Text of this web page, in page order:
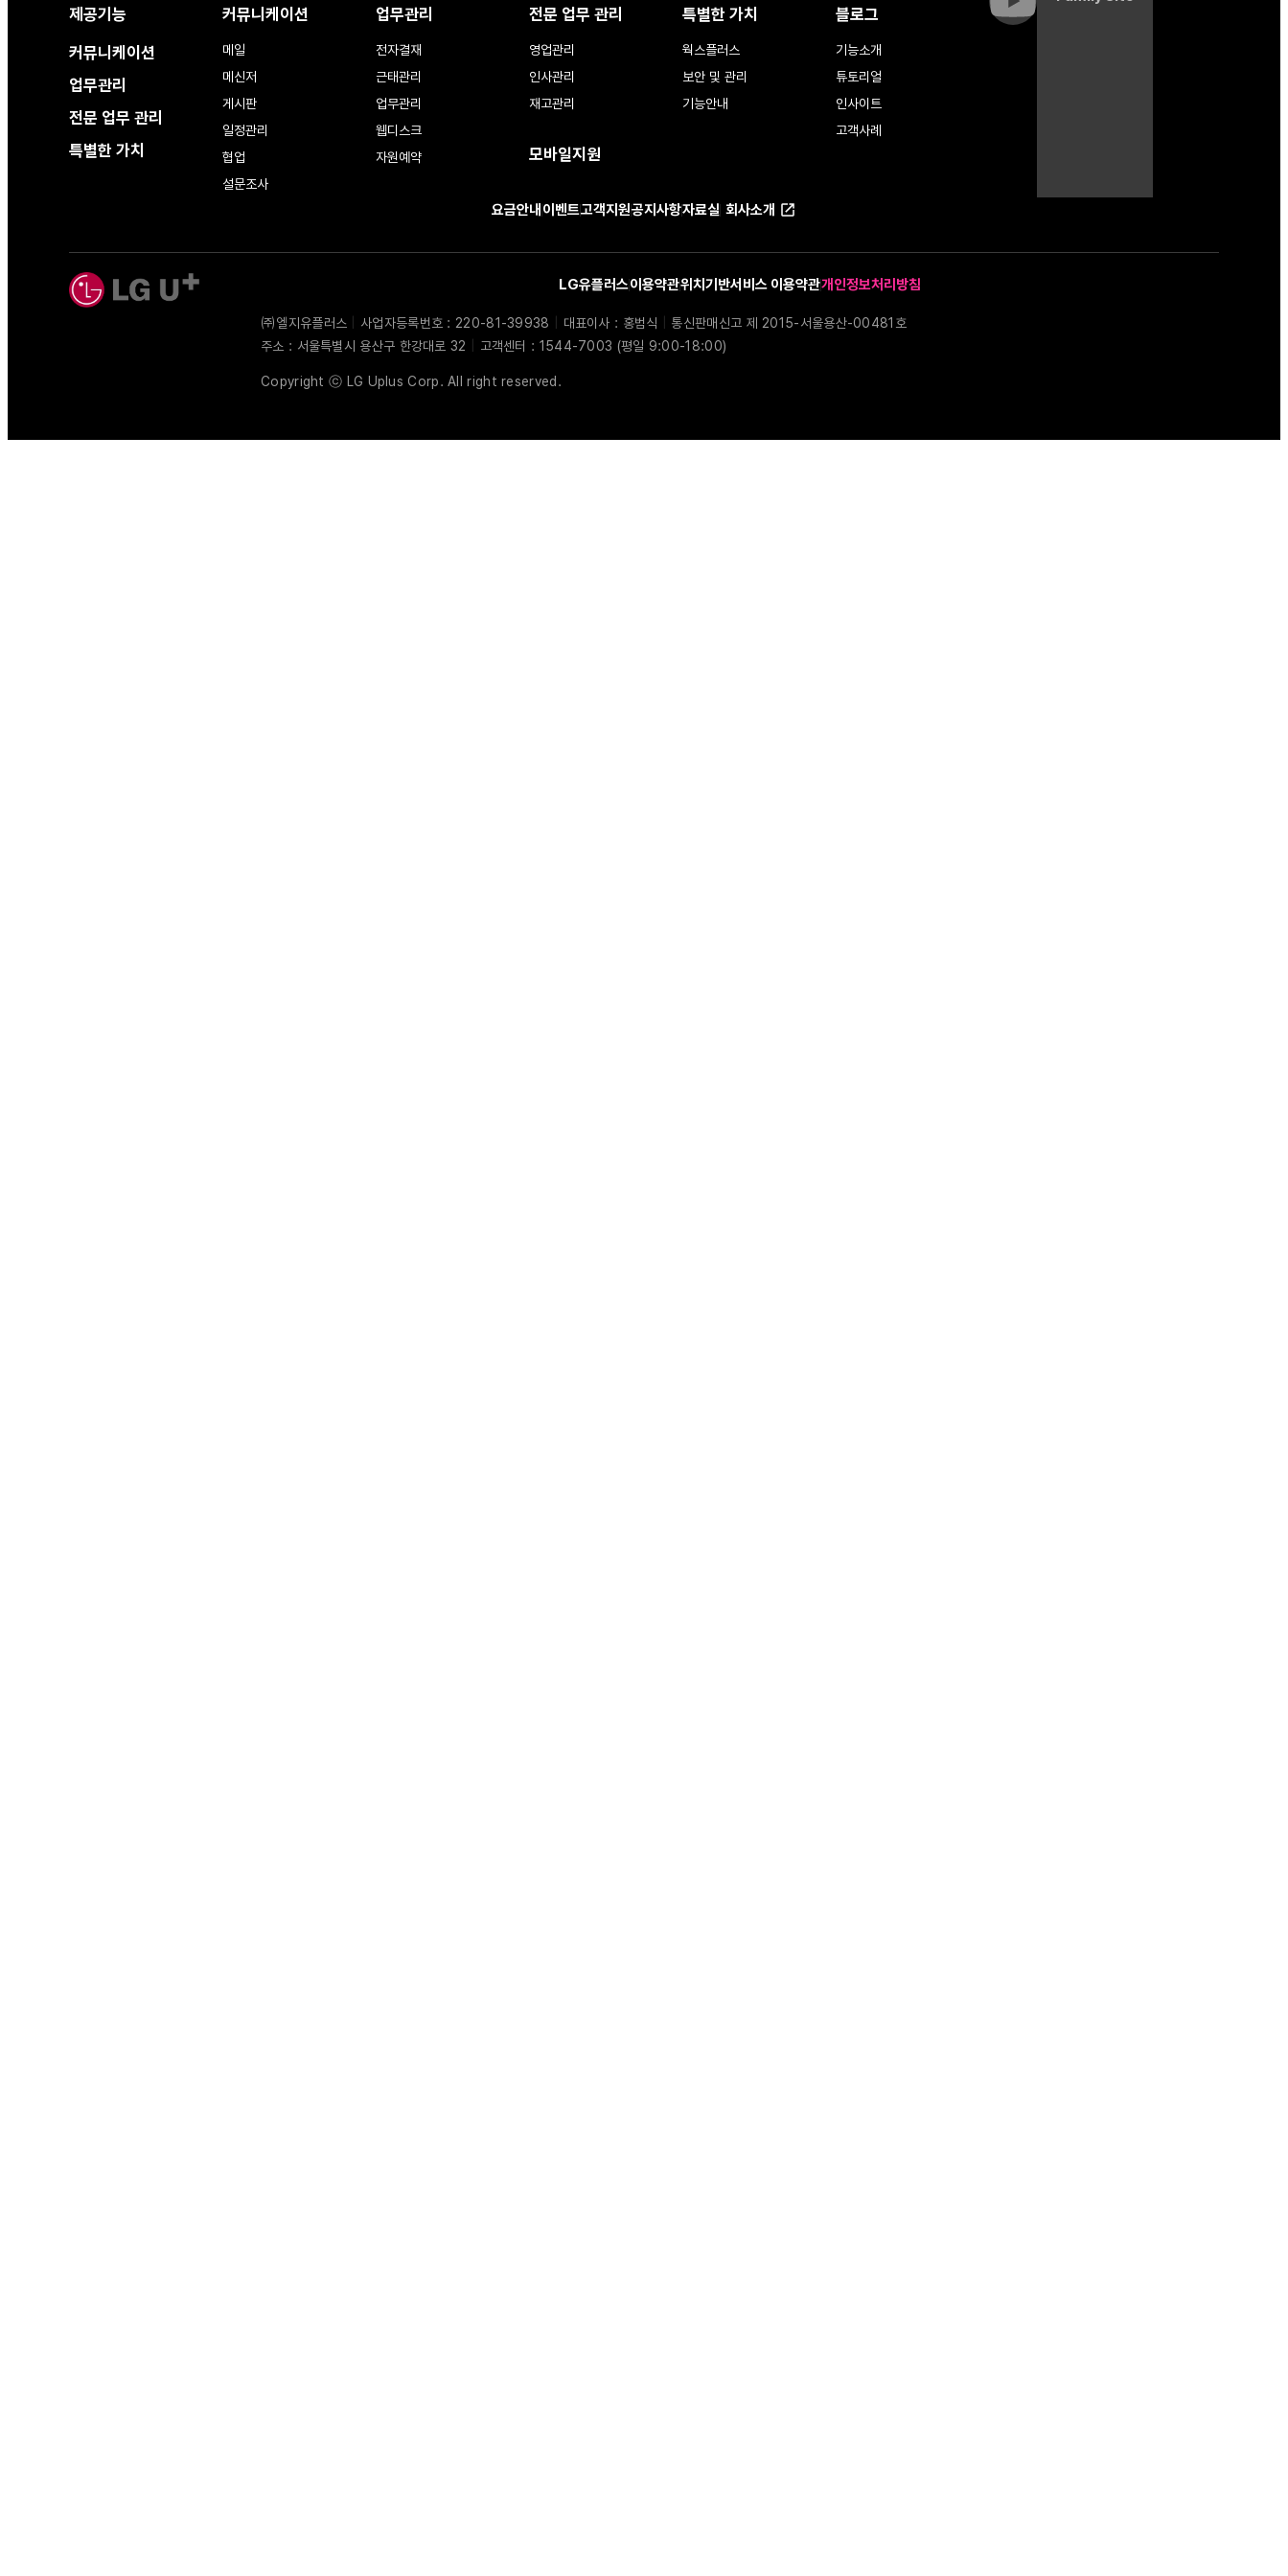
제공기능
커뮤니케이션
업무관리
전문 업무 관리
특별한 가치
커뮤니케이션
메일
메신저
게시판
일정관리
협업
설문조사
업무관리
전자결재
근태관리
업무관리
웹디스크
자원예약
전문 업무 관리
영업관리
인사관리
재고관리
모바일지원
특별한 가치
웍스플러스
보안 및 관리
기능안내
블로그
기능소개
튜토리얼
인사이트
고객사례
요금안내이벤트고객지원공지사항자료실 회사소개
LG유플러스이용약관위치기반서비스 이용약관개인정보처리방침
㈜엘지유플러스 사업자등록번호 : 220-81-39938 대표이사 : 홍범식
통신판매신고 제 2015-서울용산-00481호
주소 : 서울특별시 용산구 한강대로 32
고객센터 : 1544-7003 (평일 9:00-18:00)
Copyright ⓒ LG Uplus Corp. All right reserved.